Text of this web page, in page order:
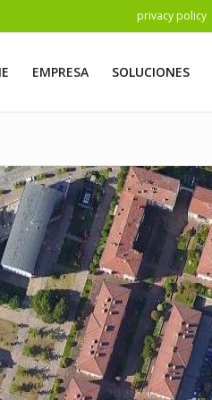
privacy policy
EMPRESA SOLUCIONES